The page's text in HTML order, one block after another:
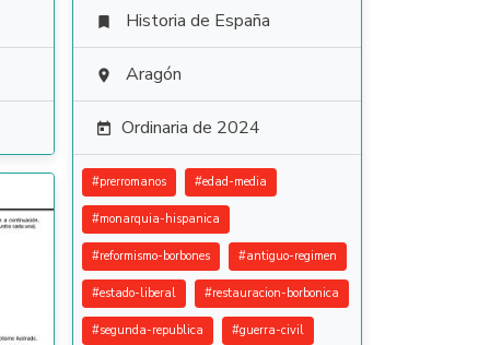
 Historia de España
 Aragón
 Ordinaria de 2024
#prerromanos #edad-media
#monarquia-hispanica
#reformismo-borbones #antiguo-regimen
#estado-liberal #restauracion-borbonica
#segunda-republica #guerra-civil